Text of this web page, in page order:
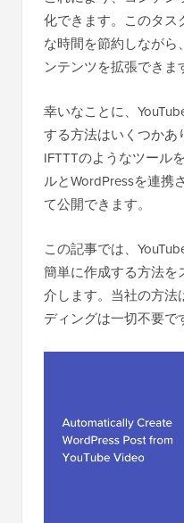
化できます。このタ
な時間を節約しながら
ンテンツを拡張できま
幸いなことに、
する方法はいくつかあ
IFTTTのようなツール
ルとWordPressを連携
て公開できます。
この記事では、
簡単に作成する方法を
介します。当社の方法
ディングは一切不要で